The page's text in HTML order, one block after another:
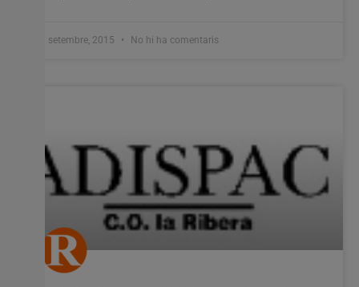
8 setembre, 2015 No hi ha comentaris
Utilitzem cookies al nostre lloc web per oferir-vos
l'experiència més rellevant recordant les vostres preferències
i visites repetides. En fer clic a "Acceptar-ho tot", accepteu